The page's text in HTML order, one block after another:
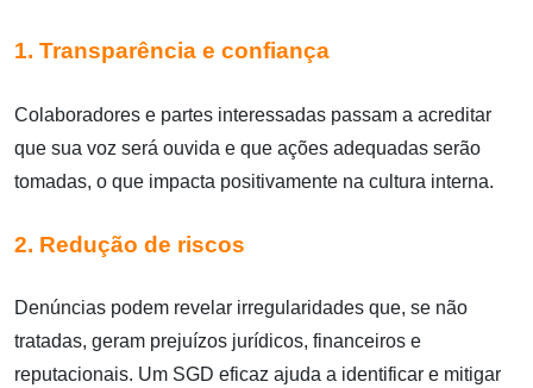
1. Transparência e confiança
Colaboradores e partes interessadas passam a acreditar
que sua voz será ouvida e que ações adequadas serão
tomadas, o que impacta positivamente na cultura interna.
2. Redução de riscos
Denúncias podem revelar irregularidades que, se não
tratadas, geram prejuízos jurídicos, financeiros e
reputacionais. Um SGD eficaz ajuda a identificar e mitigar